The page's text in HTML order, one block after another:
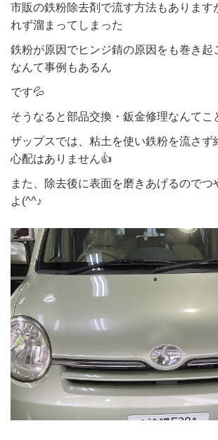
市販の鉄粉除去剤で流す方法もあります
れず溜まってしまった
鉄粉が原因でヒンジ錆の原因をも巻き起
なんて事例もあるん
です💦
そうなると部品交換・鈑金修理なんてこ
ザップスでは、粘土を使い鉄粉を流さず
心配はありません👍
また、除去後に表面を磨きあげるのでつ
よ(^^♪